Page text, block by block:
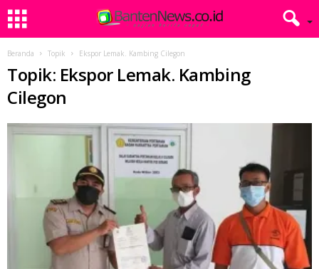
Beranda Topik Ekspor Lemak. Kambing Cilegon
Topik: Ekspor Lemak. Kambing
Cilegon